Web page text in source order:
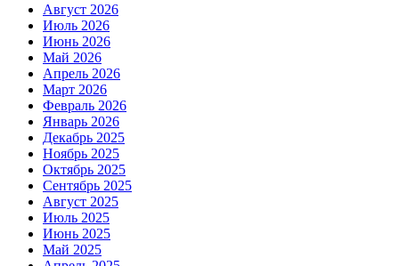
Август 2026
Июль 2026
Июнь 2026
Май 2026
Апрель 2026
Март 2026
Февраль 2026
Январь 2026
Декабрь 2025
Ноябрь 2025
Октябрь 2025
Сентябрь 2025
Август 2025
Июль 2025
Июнь 2025
Май 2025